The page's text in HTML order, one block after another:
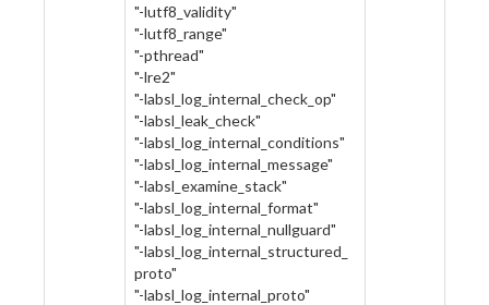
"-lutf8_validity"
"-lutf8_range"
"-pthread"
"-lre2"
"-labsl_log_internal_check_op"
"-labsl_leak_check"
"-labsl_log_internal_conditions"
"-labsl_log_internal_message"
"-labsl_examine_stack"
"-labsl_log_internal_format"
"-labsl_log_internal_nullguard"
"-labsl_log_internal_structured_
proto"
"-labsl_log_internal_proto"